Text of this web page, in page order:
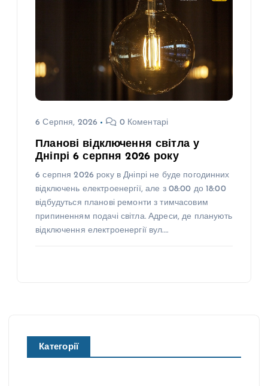
6 Серпня, 2026 0 Коментарі
Планові відключення світла у
Дніпрі 6 серпня 2026 року
6 серпня 2026 року в Дніпрі не буде погодинних
відключень електроенергії, але з 08:00 до 18:00
відбудуться планові ремонти з тимчасовим
припиненням подачі світла. Адреси, де планують
відключення електроенергії вул.…
Категорії